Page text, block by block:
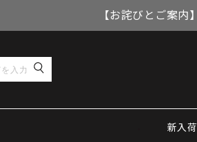
【お詫びとご案
新入荷